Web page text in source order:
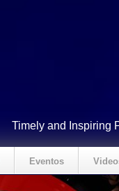
Timely and Inspiring
Eventos